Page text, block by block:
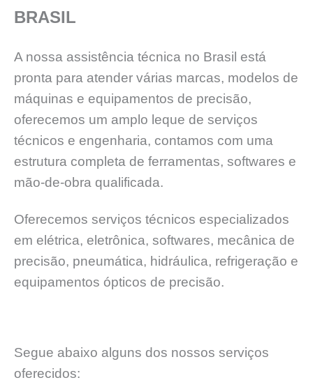
BRASIL
A nossa assistência técnica no Brasil está
pronta para atender várias marcas, modelos de
máquinas e equipamentos de precisão,
oferecemos um amplo leque de serviços
técnicos e engenharia, contamos com uma
estrutura completa de ferramentas, softwares e
mão-de-obra qualificada.
Oferecemos serviços técnicos especializados
em elétrica, eletrônica, softwares, mecânica de
precisão, pneumática, hidráulica, refrigeração e
equipamentos ópticos de precisão.
Segue abaixo alguns dos nossos serviços
oferecidos: